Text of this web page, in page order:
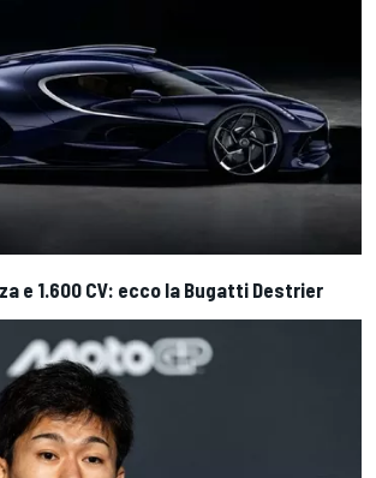
e 1.600 CV: ecco la Bugatti Destrier